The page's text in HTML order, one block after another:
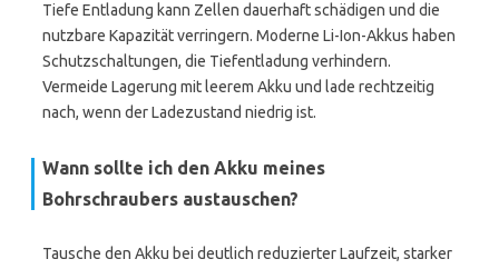
Tiefe Entladung kann Zellen dauerhaft schädigen und die
nutzbare Kapazität verringern. Moderne Li-Ion-Akkus haben
Schutzschaltungen, die Tiefentladung verhindern.
Vermeide Lagerung mit leerem Akku und lade rechtzeitig
nach, wenn der Ladezustand niedrig ist.
Wann sollte ich den Akku meines
Bohrschraubers austauschen?
Tausche den Akku bei deutlich reduzierter Laufzeit, starker